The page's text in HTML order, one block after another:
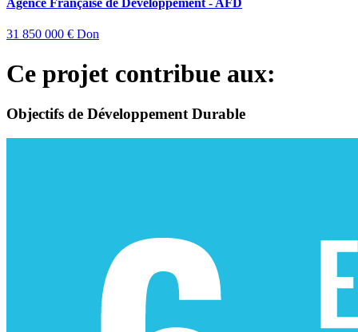
Agence Française de Développement - AFD
31 850 000 € Don
Ce projet contribue aux:
Objectifs de Développement Durable